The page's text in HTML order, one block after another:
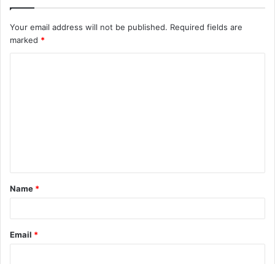
Your email address will not be published. Required fields are
marked *
t
*
Name *
Email *